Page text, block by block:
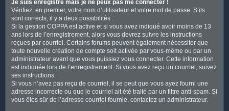
Je suis enregistré mais je ne peux pas me connecter !
Vérifiez, en premier, votre nom d’utilisateur et votre mot de passe. S’ils
sont corrects, il y a deux possibilités :
Si la gestion COPPA est active et si vous avez indiqué avoir moins de 13
ans lors de l’enregistrement, alors vous devrez suivre les instructions
reçues par courriel. Certains forums peuvent également nécessiter que
toute nouvelle création de compte soit activée par vous-même ou par un
administrateur avant que vous puissiez vous connecter. Cette information
est indiquée lors de l’enregistrement. Si vous avez reçu un courriel, suivez
ses instructions.
Si vous n’avez pas reçu de courriel, il se peut que vous ayez fourni une
adresse incorrecte ou que le courriel ait été traité par un filtre anti-spam. Si
vous êtes sûr de l’adresse courriel fournie, contactez un administrateur.